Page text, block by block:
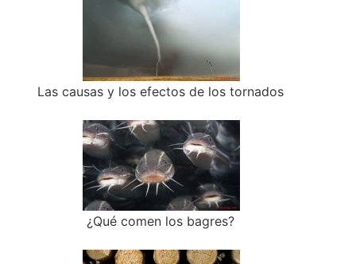
Las causas y los efectos de los tornados
¿Qué comen los bagres?